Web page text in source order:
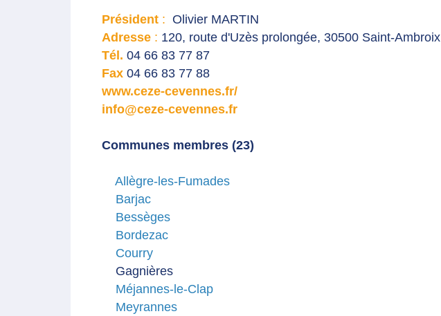
Président : Olivier MARTIN
Adresse : 120, route d'Uzès prolongée, 30500 Saint-Ambroix
Tél. 04 66 83 77 87
Fax 04 66 83 77 88
www.ceze-cevennes.fr/
info@ceze-cevennes.fr
Communes membres (23)
Allègre-les-Fumades
Barjac
Bessèges
Bordezac
Courry
Gagnières
Méjannes-le-Clap
Meyrannes